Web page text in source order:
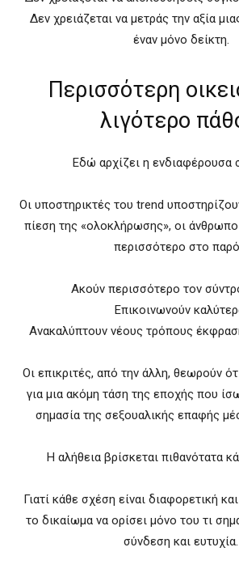
Δεν χρειάζεται να μετράς την αξία
έναν μόνο δείκτη.
Περισσότερη
λιγότερο
Εδώ αρχίζει η ενδιαφέρουσα
Οι υποστηρικτές του trend
πίεση της «ολοκλήρωσης», οι
περισσότερο στο
Ακούν περισσότερο τον
Επικοινωνούν
Ανακαλύπτουν νέους τρόπους
Οι επικριτές, από την άλλη, θεωρούν
για μια ακόμη τάση της εποχής που
σημασία της σεξουαλικής επαφής
Η αλήθεια βρίσκεται πιθανότατα
Γιατί κάθε σχέση είναι διαφορετική
το δικαίωμα να ορίσει μόνο του τι
σύνδεση και ευτυχία.